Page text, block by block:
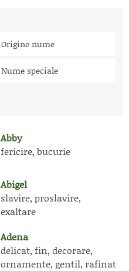
Origine nume
Nume speciale
Abby
fericire, bucurie
Abigel
slavire, proslavire,
exaltare
Adena
delicat, fin, decorare,
ornamente, gentil, rafinat